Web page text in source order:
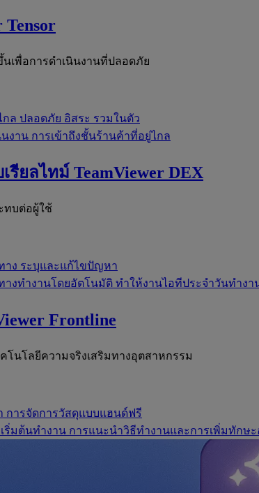
Tensor
เพื่อการดำเนินงานที่ปลอดภัย
กล ปลอดภัย อิสระ รวมในตัว
นงาน การเข้าถึงชั้นร้านค้าที่อยู่ไกล
รียลไทม์ TeamViewer DEX
ทบต่อผู้ใช้
าง ระบุและแก้ไขปัญหา
งทำงานโดยอัตโนมัติ ทำให้งานไอทีประจำวันทำง
Frontline
โนโลยีความจริงเสริมทางอุตสาหกรรม
การจัดการวัสดุแบบแฮนด์ฟรี
ริ่มต้นทำงาน การแนะนำวิธีทำงานและการเพิ่มทักษะ